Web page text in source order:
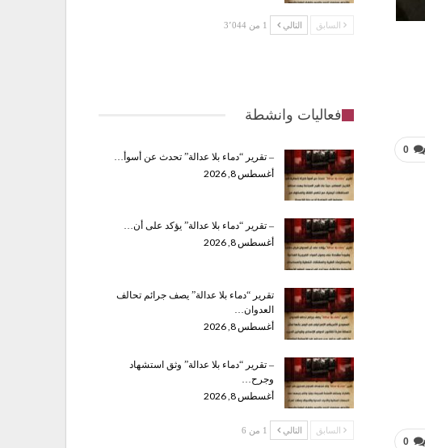
0
0
السابق التالي 1 من 3٬044
فعاليات وانشطة
– تقرير “دماء بلا عدالة” تحدث عن أسوأ…
أغسطس 8, 2026
– تقرير “دماء بلا عدالة” يؤكد على أن…
أغسطس 8, 2026
تقرير “دماء بلا عدالة” يصف جرائم تحالف
العدوان…
أغسطس 8, 2026
– تقرير “دماء بلا عدالة” وثق استشهاد
وجرح…
أغسطس 8, 2026
السابق التالي 1 من 6